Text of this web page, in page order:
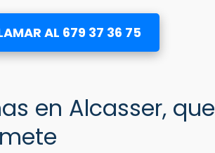
AL 679 37 36 75
en Alcasser, que